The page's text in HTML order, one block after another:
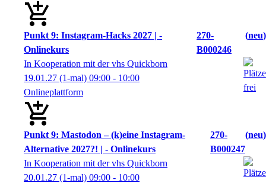
Punkt 9: Instagram-Hacks 2027 | -
Onlinekurs
270-
B000246
neu
In Kooperation mit der vhs Quickborn
19.01.27 (1-mal) 09:00 - 10:00
Onlineplattform
Punkt 9: Mastodon – (k)eine Instagram-
Alternative 2027?! | - Onlinekurs
270-
B000247
neu
In Kooperation mit der vhs Quickborn
20.01.27 (1-mal) 09:00 - 10:00